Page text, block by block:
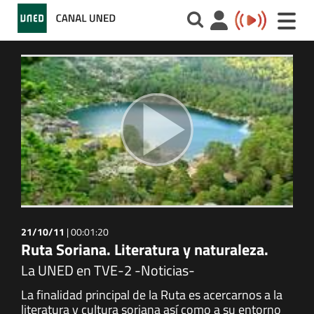
Toggle
21/10/11 |00:01:20
Ruta Soriana. Literatura y naturaleza.
La UNED en TVE-2 -Noticias-
La finalidad principal de la Ruta es acercarnos a la
literatura y cultura soriana así como a su entorno